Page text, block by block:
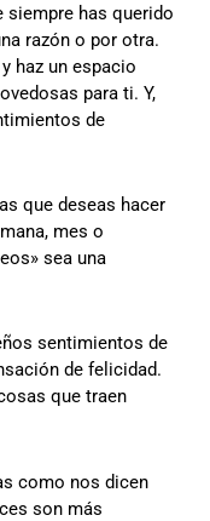
siempre has querido
razón o por otra.
haz un espacio
para ti. Y,
de
que deseas hacer
mes o
sea una
sentimientos de
de felicidad.
que traen
como nos dicen
son más